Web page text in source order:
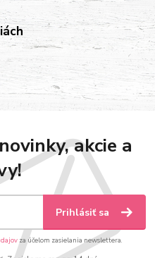
akcie a
Prihlásiť sa
za účelom zasielania newslettera.